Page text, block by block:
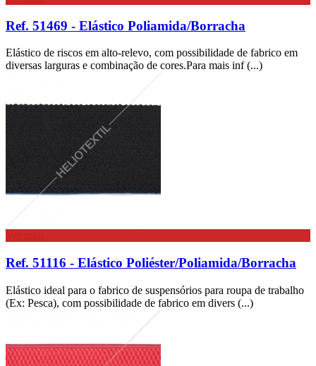
Ref. 51469 - Elástico Poliamida/Borracha
Elástico de riscos em alto-relevo, com possibilidade de fabrico em
diversas larguras e combinação de cores.Para mais inf (...)
Ref. 51116 - Elástico Poliéster/Poliamida/Borracha
Elástico ideal para o fabrico de suspensórios para roupa de trabalho
(Ex: Pesca), com possibilidade de fabrico em divers (...)